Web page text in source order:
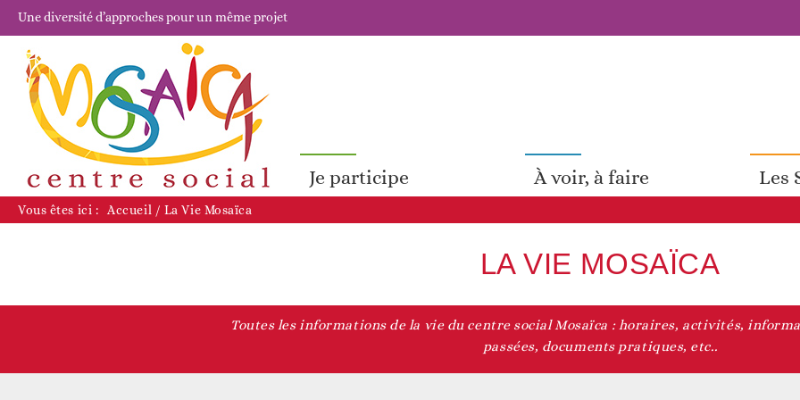
Une diversité d’approches pour un même projet
Je participe À voir, à faire Les
Vous êtes ici : Accueil / La Vie Mosaïca
LA VIE MOSAÏCA
Toutes les informations de la vie du centre social Mosaïca : horaires, activités,
passées, documents pratiques, etc..